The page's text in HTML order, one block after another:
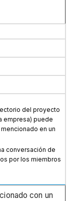
del proyecto
empresa) puede
en un
conversación de
por los miembros
con un